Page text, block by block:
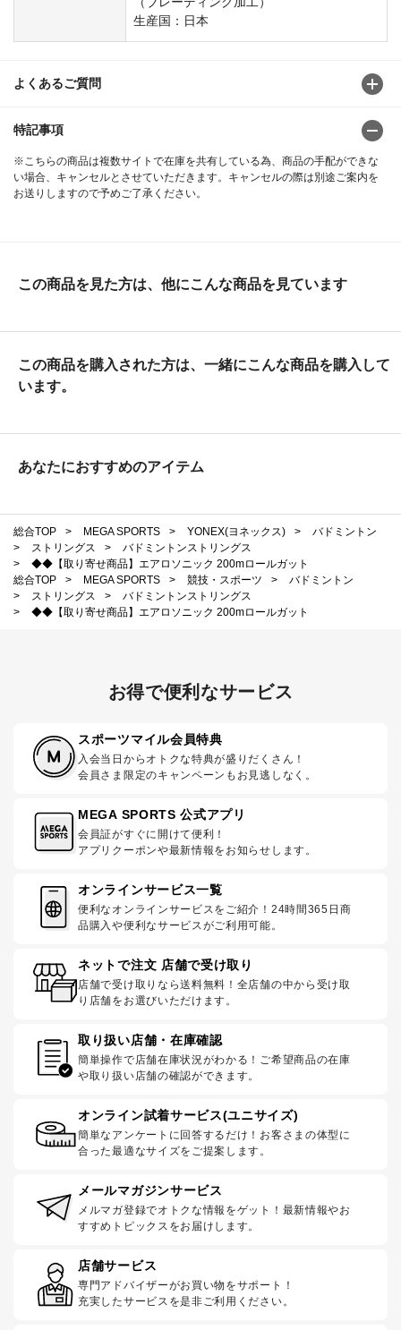
生産国：日本
よくあるご質問
特記事項
※こちらの商品は複数サイトで在庫を共有している為、商品の手配ができな
い場合、キャンセルとさせていただきます。キャンセルの際は別途ご案内を
お送りしますので予めご了承ください。
この商品を見た方は、他にこんな商品を見ています
この商品を購入された方は、一緒にこんな商品を購入して
います。
あなたにおすすめのアイテム
総合TOP > MEGA SPORTS > YONEX(ヨネックス) >
バドミントン
>
ストリングス >
バドミントンストリングス
>
◆◆【取り寄せ商品】エアロソニック 200mロールガット
総合TOP
> MEGA SPORTS > 競技・スポーツ >
バドミントン
>
ストリングス >
バドミントンストリングス
>
◆◆【取り寄せ商品】エアロソニック 200mロールガット
お得で便利なサービス
スポーツマイル会員特典
入会当日からオトクな特典が盛りだくさん！
会員さま限定のキャンペーンもお見逃しなく。
MEGA SPORTS 公式アプリ
会員証がすぐに開けて便利！
アプリクーポンや最新情報をお知らせします。
オンラインサービス一覧
便利なオンラインサービスをご紹介！24時間365日商
品購入や便利なサービスがご利用可能。
ネットで注文 店舗で受け取り
店舗で受け取りなら送料無料！全店舗の中から受け取
り店舗をお選びいただけます。
取り扱い店舗・在庫確認
簡単操作で店舗在庫状況がわかる！ご希望商品の在庫
や取り扱い店舗の確認ができます。
オンライン試着サービス(ユニサイズ)
簡単なアンケートに回答するだけ！お客さまの体型に
合った最適なサイズをご提案します。
メールマガジンサービス
メルマガ登録でオトクな情報をゲット！最新情報やお
すすめトピックスをお届けします。
店舗サービス
専門アドバイザーがお買い物をサポート！
充実したサービスを是非ご利用ください。